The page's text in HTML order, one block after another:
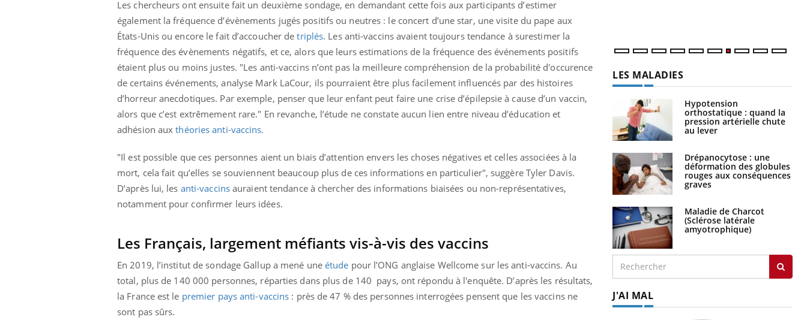
Les chercheurs ont ensuite fait un deuxième sondage, en demandant cette fois aux participants d’estimer
également la fréquence d’évènements jugés positifs ou neutres : le concert d’une star, une visite du pape aux
États-Unis ou encore le fait d’accoucher detriplés. Les anti-vaccins avaient toujours tendance à surestimer la
fréquence des évènements négatifs, et ce, alors que leurs estimations de la fréquence des événements positifs
étaient plus ou moins justes. "Les anti-vaccins n’ont pas la meilleure compréhension de la probabilité d'occurence
de certains événements, analyse Mark LaCour, ils pourraient être plus facilement influencés par des histoires
d’horreur anecdotiques. Par exemple, penser que leur enfant peut faire une crise d’épilepsie à cause d’un vaccin,
alors que c’est extrêmement rare." En revanche, l’étude ne constate aucun lien entre niveau d’éducation et
adhésion auxthéories anti-vaccins.
"Il est possible que ces personnes aient un biais d’attention envers les choses négatives et celles associées à la
mort, cela fait qu’elles se souviennent beaucoup plus de ces informations en particulier", suggère Tyler Davis.
D’après lui, les anti-vaccinsauraient tendance à chercher des informations biaisées ou non-représentatives,
notamment pour confirmer leurs idées.
Les Français, largement méfiants vis-à-vis des vaccins
En 2019, l’institut de sondage Gallup a mené une étude pour l’ONG anglaise Wellcome sur les anti-vaccins. Au
total, plus de 140 000 personnes, réparties dans plus de 140 pays, ont répondu à l'enquête. D’après les résultats,
la France est le premier pays anti-vaccins : près de 47 % des personnes interrogées pensent que les vaccins ne
sont pas sûrs.
LES MALADIES
Hypotension
orthostatique : quand la
pression artérielle chute
au lever
Drépanocytose : une
déformation des globules
rouges aux conséquences
graves
Maladie de Charcot
(Sclérose latérale
amyotrophique)
J'AI MAL